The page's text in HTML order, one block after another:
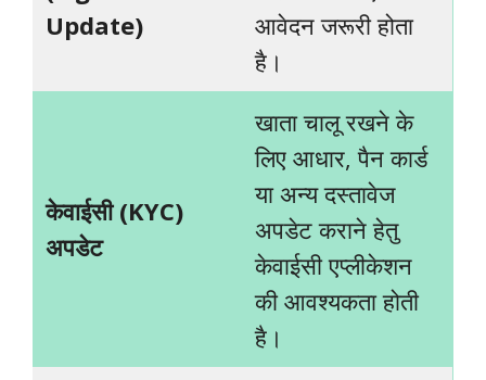
Update)
आवेदन जरूरी होता
है।
केवाईसी (KYC)
अपडेट
खाता चालू रखने के
लिए आधार, पैन कार्ड
या अन्य दस्तावेज
अपडेट कराने हेतु
केवाईसी एप्लीकेशन
की आवश्यकता होती
है।